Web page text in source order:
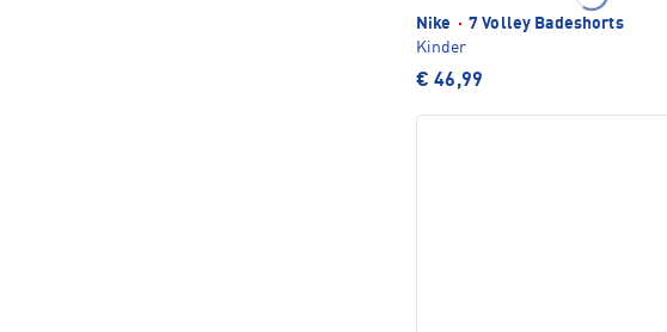
Nike · 7 Volley Badeshorts
Kinder
€ 46,99